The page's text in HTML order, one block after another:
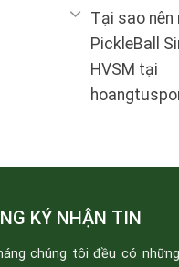
Tại sao nên
PickleBall
HVSM tại
KÝ NHẬN TIN
chúng tôi đều có